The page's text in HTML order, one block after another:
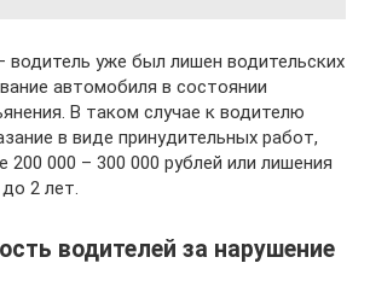
водитель уже был лишен водительских
автомобиля в состоянии
В таком случае к водителю
в виде принудительных работ,
200 000 – 300 000 рублей или лишения
2 лет.
водителей за нарушение